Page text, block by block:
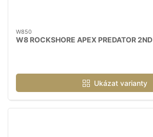
W850
W8 ROCKSHORE APEX PREDATOR 2ND
Ukázat varianty